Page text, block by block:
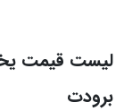
لیست قیمت
برودت